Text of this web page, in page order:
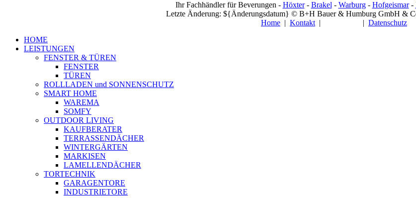
Ihr Fachhändler für Beverungen - Höxter- Brakel - Warburg- Hofgeismar-
Letzte Änderung: ${Änderungsdatum} © B+H Bauer & Humburg GmbH &
Home | Kontakt | | Datenschutz
HOME
LEISTUNGEN
FENSTER & TÜREN
FENSTER
TÜREN
ROLLLADEN und SONNENSCHUTZ
SMART HOME
WAREMA
SOMFY
OUTDOOR LIVING
KAUFBERATER
TERRASSENDÄCHER
WINTERGÄRTEN
MARKISEN
LAMELLEN­DÄCHER
TORTECHNIK
GARAGENTORE
INDUSTRIETORE